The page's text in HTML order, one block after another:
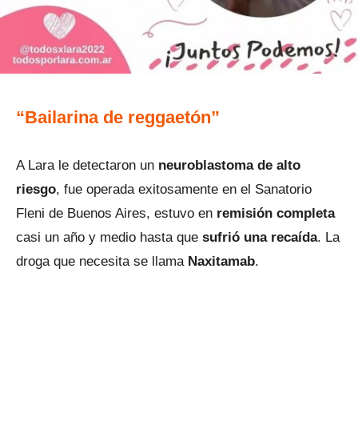
“Bailarina de reggaetón”
A Lara le detectaron un neuroblastoma de alto
riesgo, fue operada exitosamente en el Sanatorio
Fleni de Buenos Aires, estuvo en remisión completa
casi un año y medio hasta que sufrió una recaída. La
droga que necesita se llama Naxitamab.